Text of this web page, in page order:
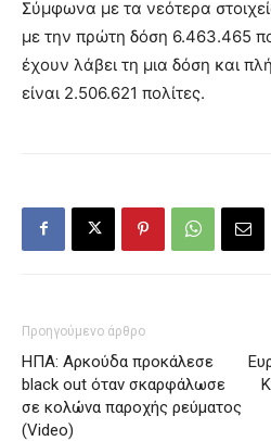
Σύμφωνα με τα νεότερα
με την πρώτη δόση 6.463.465
έχουν λάβει τη μια δόση και
είναι 2.506.621 πολίτες.
Προηγούμενο άρθρο
ΗΠΑ: Αρκούδα προκάλεσε
black out όταν σκαρφάλωσε
σε κολώνα παροχής ρεύματος
(Video)